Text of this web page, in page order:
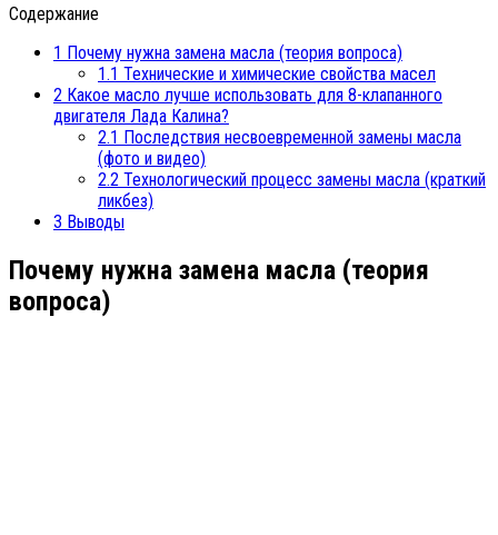
Содержание
1 Почему нужна замена масла (теория вопроса)
1.1 Технические и химические свойства масел
2 Какое масло лучше использовать для 8-клапанного
двигателя Лада Калина?
2.1 Последствия несвоевременной замены масла
(фото и видео)
2.2 Технологический процесс замены масла (краткий
ликбез)
3 Выводы
Почему нужна замена масла (теория
вопроса)